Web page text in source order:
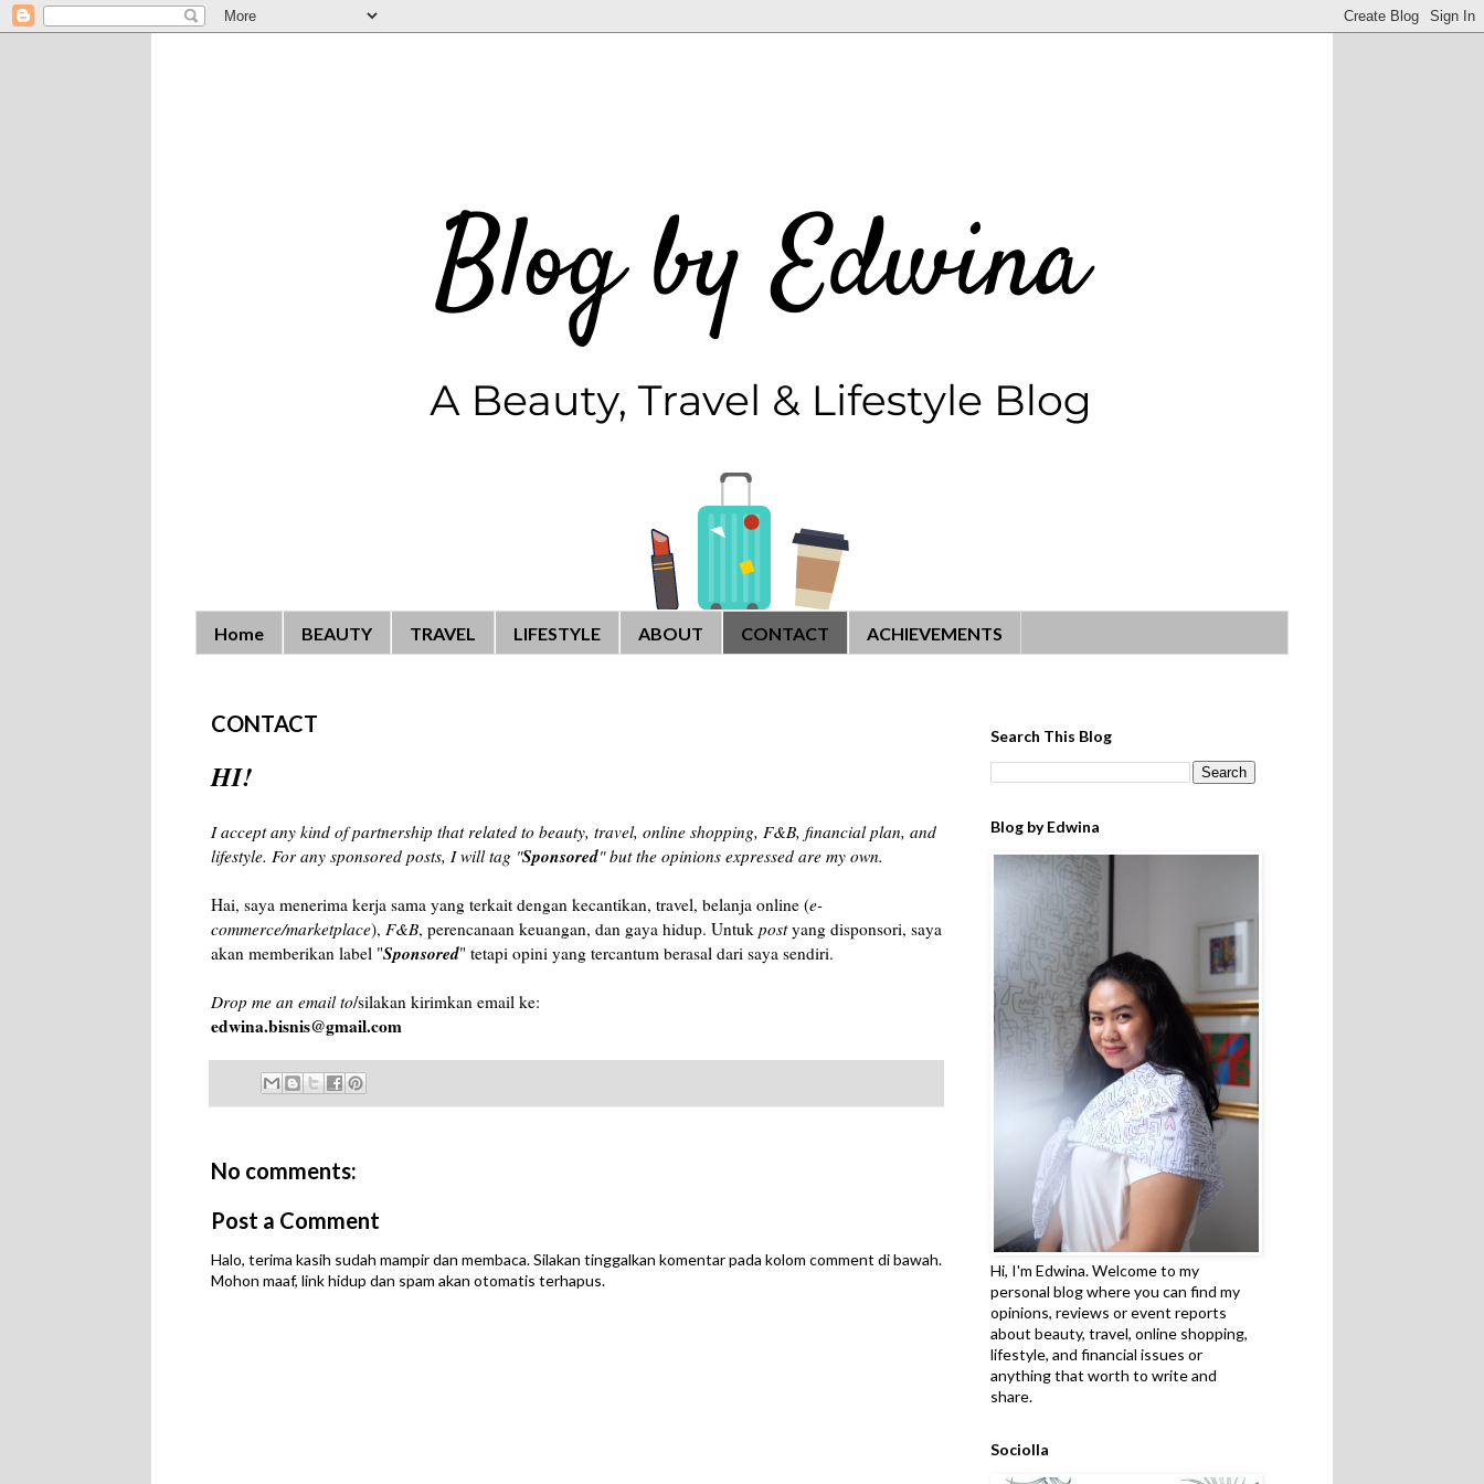
Home BEAUTY TRAVEL LIFESTYLE ABOUT CONTACT ACHIEVEMENTS
CONTACT
HI!
I accept any kind of partnership that related to beauty, travel, online shopping, F&B, financial plan, and
lifestyle. For any sponsored posts, I will tag "Sponsored" but the opinions expressed are my own.
Hai, saya menerima kerja sama yang terkait dengan kecantikan, travel, belanja online (e-
commerce/marketplace), F&B, perencanaan keuangan, dan gaya hidup. Untuk postyang disponsori, saya
akan memberikan label "Sponsored" tetapi opini yang tercantum berasal dari saya sendiri.
Drop me an email to/silakan kirimkan email ke:
edwina.bisnis@gmail.com
No comments:
Post a Comment
Halo, terima kasih sudah mampir dan membaca. Silakan tinggalkan komentar pada kolom comment di bawah.
Mohon maaf, link hidup dan spam akan otomatis terhapus.
Search This Blog
Blog by Edwina
Hi, I'm Edwina. Welcome to my
personal blog where you can find my
opinions, reviews or event reports
about beauty, travel, online shopping,
lifestyle, and financial issues or
anything that worth to write and
share.
Sociolla